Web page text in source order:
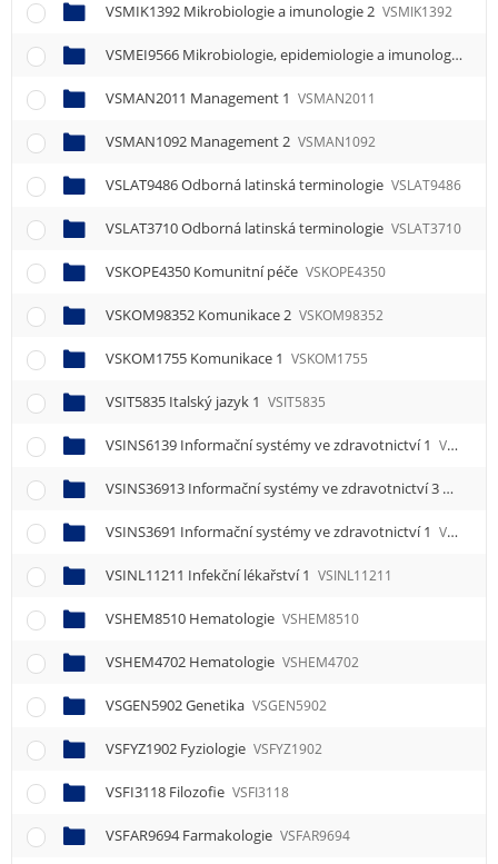
VSMIK1392 Mikrobiologie a imunologie 2 VSMIK1392
VSMEI9566 Mikrobiologie, epidemiologie a imunologie
VSMAN2011 Management 1 VSMAN2011
VSMAN1092 Management 2 VSMAN1092
VSLAT9486 Odborná latinská terminologie VSLAT9486
VSLAT3710 Odborná latinská terminologie VSLAT3710
VSKOPE4350 Komunitní péče VSKOPE4350
VSKOM98352 Komunikace 2 VSKOM98352
VSKOM1755 Komunikace 1 VSKOM1755
VSIT5835 Italský jazyk 1 VSIT5835
VSINS6139 Informační systémy ve zdravotnictví 1 VSINS6139
VSINS36913 Informační systémy ve zdravotnictví 3
VSINS3691 Informační systémy ve zdravotnictví 1 VSINS3691
VSINL11211 Infekční lékařství 1 VSINL11211
VSHEM8510 Hematologie VSHEM8510
VSHEM4702 Hematologie VSHEM4702
VSGEN5902 Genetika VSGEN5902
VSFYZ1902 Fyziologie VSFYZ1902
VSFI3118 Filozofie VSFI3118
VSFAR9694 Farmakologie VSFAR9694